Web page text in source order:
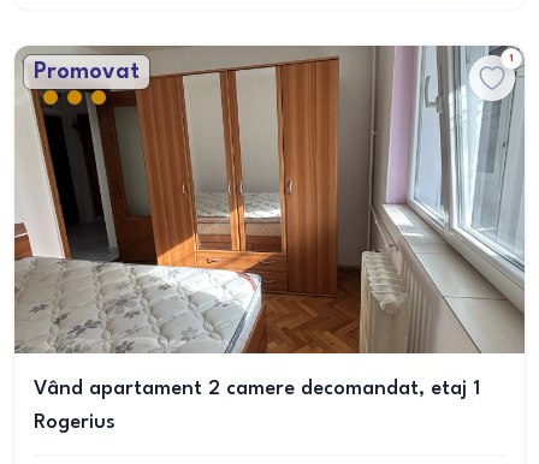
Promovat
1
Vând apartament 2 camere decomandat, etaj 1
Rogerius